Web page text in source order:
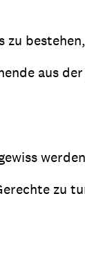
zu bestehen,
aus
zu